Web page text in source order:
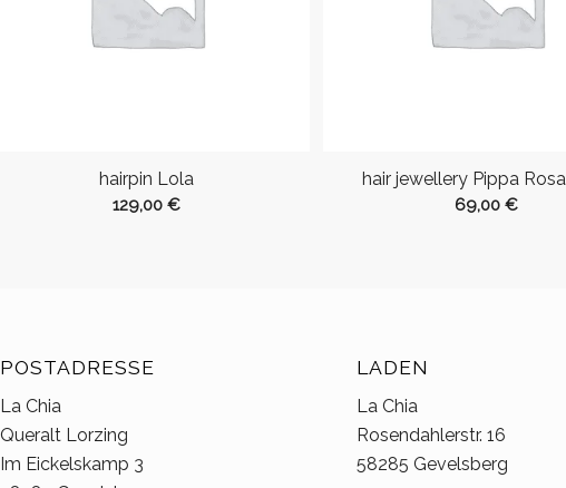
hairpin Lola
129,00 €
hair jewellery Pippa
69,00€
POSTADRESSE
La Chia
Queralt Lorzing
Im Eickelskamp 3
LADEN
La Chia
Rosendahlerstr. 16
58285 Gevelsberg